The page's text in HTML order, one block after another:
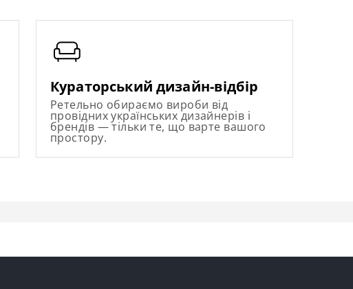
Кураторський дизайн-відбір
Ретельно обираємо вироби від
провідних українських дизайнерів і
брендів — тільки те, що варте вашого
простору.